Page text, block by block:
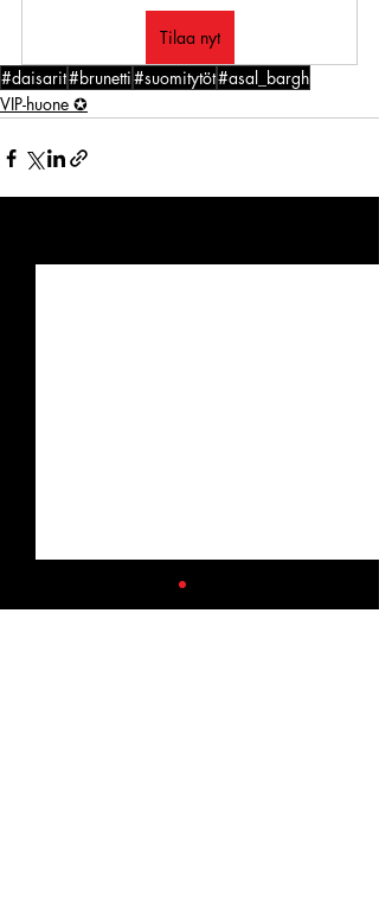
Tilaa nyt
#daisarit#brunetti#suomitytöt#asal_bargh
VIP-huone ✪